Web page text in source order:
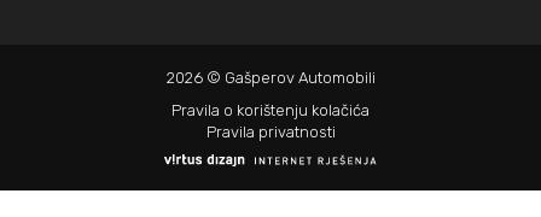
2026 © Gašperov Automobili
Pravila o korištenju kolačića
Pravila privatnosti